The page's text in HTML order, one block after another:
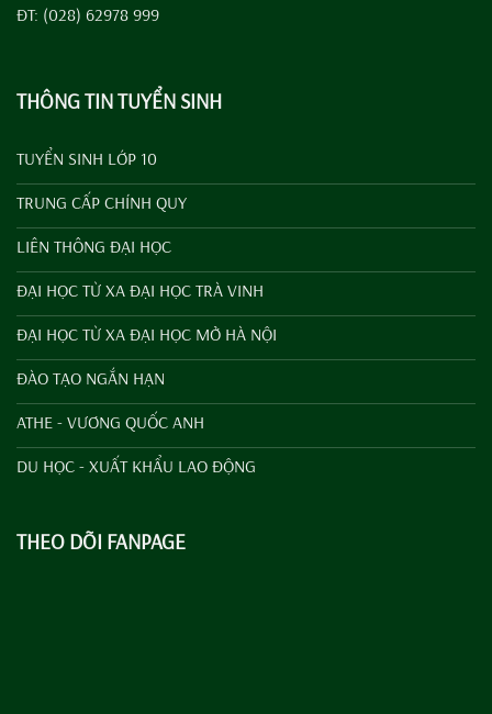
ĐT: (028) 62978 999
THÔNG TIN TUYỂN SINH
TUYỂN SINH LỚP 10
TRUNG CẤP CHÍNH QUY
LIÊN THÔNG ĐẠI HỌC
ĐẠI HỌC TỪ XA ĐẠI HỌC TRÀ VINH
ĐẠI HỌC TỪ XA ĐẠI HỌC MỞ HÀ NỘI
ĐÀO TẠO NGẮN HẠN
ATHE - VƯƠNG QUỐC ANH
DU HỌC - XUẤT KHẨU LAO ĐỘNG
THEO DÕI FANPAGE